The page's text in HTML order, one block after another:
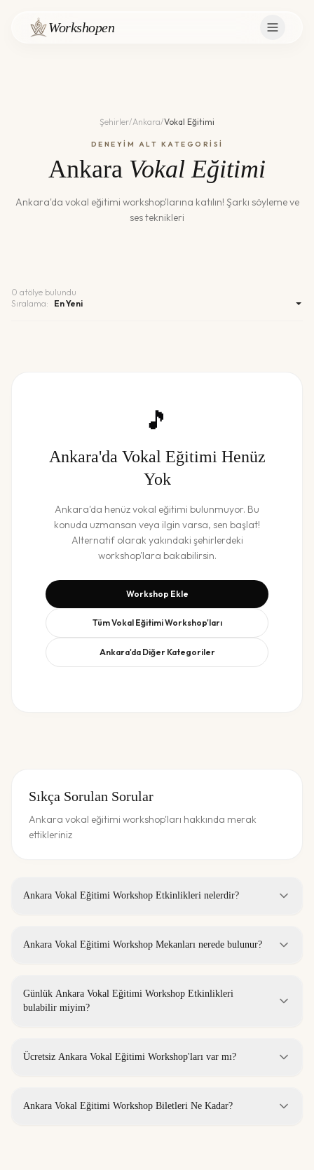
Workshopen
Şehirler/Ankara/Vokal Eğitimi
DENEYİM ALT KATEGORİSİ
Ankara Vokal Eğitimi
Ankara'da vokal eğitimi workshop'larına katılın! Şarkı söyleme ve
ses teknikleri
0 atölye bulundu
Sıralama:
🎵
Ankara'da Vokal Eğitimi Henüz
Yok
Ankara'da henüzvokal eğitimi bulunmuyor. Bu
konuda uzmansan veya ilgin varsa, sen başlat!
Alternatif olarak yakındaki şehirlerdeki
workshop'lara bakabilirsin.
Workshop Ekle
TümVokal EğitimiWorkshop'ları
Ankara'da Diğer Kategoriler
Sıkça Sorulan Sorular
Ankara vokal eğitimi workshop'ları hakkında merak
ettikleriniz
Ankara Vokal Eğitimi Workshop Etkinlikleri nelerdir?
Ankara Vokal Eğitimi Workshop Mekanları nerede bulunur?
Günlük Ankara Vokal Eğitimi Workshop Etkinlikleri
bulabilir miyim?
Ücretsiz Ankara Vokal Eğitimi Workshop'ları var mı?
Ankara Vokal Eğitimi Workshop Biletleri Ne Kadar?